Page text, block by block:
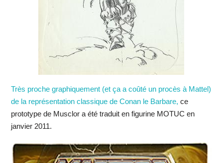
Très proche graphiquement (et ça a coûté un procès à Mattel)
de la représentation classique de Conan le Barbare, ce
prototype de Musclor a été traduit en figurine MOTUC en
janvier 2011.